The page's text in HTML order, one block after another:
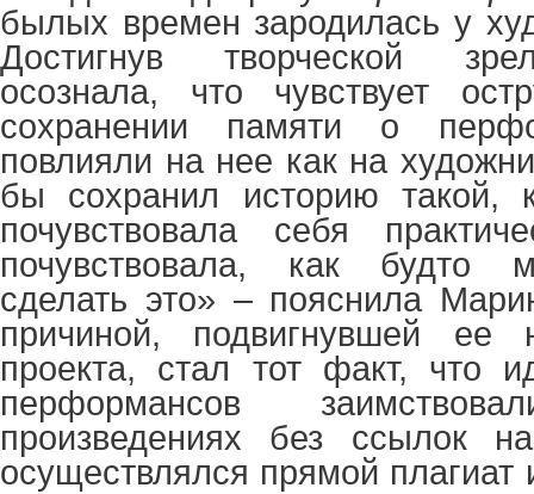
былых времен зародилась у
Достигнув творческой
осознала, что чувствует
сохранении памяти о
повлияли на нее как на
бы сохранил историю
почувствовала себя
почувствовала, как будто
сделать это» – пояснила
причиной, подвигнувшей ее
проекта, стал тот факт, что
перформансов
произведениях без ссылок
осуществлялся прямой